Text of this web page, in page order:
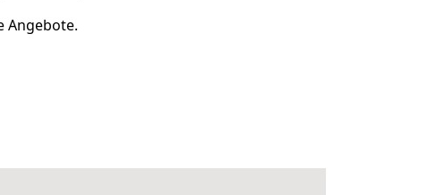
Angebote.